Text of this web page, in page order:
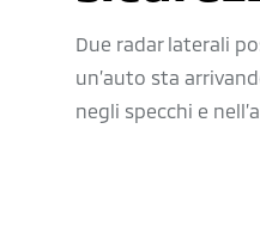
Due radar laterali
un’auto sta
negli specchi e